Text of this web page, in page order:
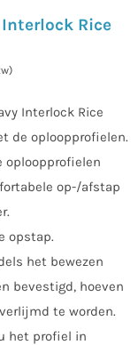
Rice
Interlock Rice
de oploopprofielen.
oploopprofielen
op-/afstap
opstap.
het bewezen
bevestigd, hoeven
te worden.
het profiel in